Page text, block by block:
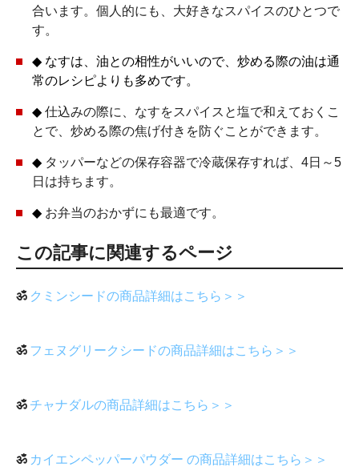
合います。個人的にも、大好きなスパイスのひとつで
す。
◆ なすは、油との相性がいいので、炒める際の油は通
常のレシピよりも多めです。
◆ 仕込みの際に、なすをスパイスと塩で和えておくこ
とで、炒める際の焦げ付きを防ぐことができます。
◆ タッパーなどの保存容器で冷蔵保存すれば、4日～5
日は持ちます。
◆ お弁当のおかずにも最適です。
この記事に関連するページ
ॐ クミンシードの商品詳細はこちら＞＞
ॐ フェヌグリークシードの商品詳細はこちら＞＞
ॐ チャナダルの商品詳細はこちら＞＞
ॐ カイエンペッパーパウダー の商品詳細はこちら＞＞